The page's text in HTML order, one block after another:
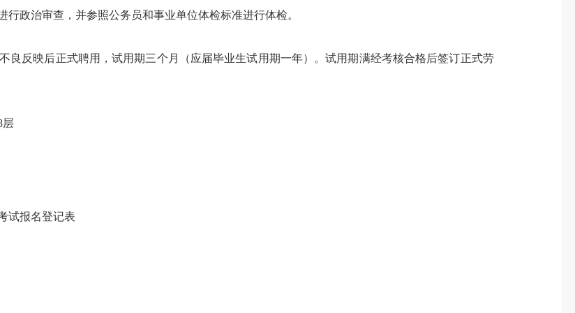
政治审查，并参照公务员和事业单位体检标准进行体检。
良反映后正式聘用，试用期三个月（应届毕业生试用期一年）。试用期满经考核合格后签订正式劳
层
试报名登记表